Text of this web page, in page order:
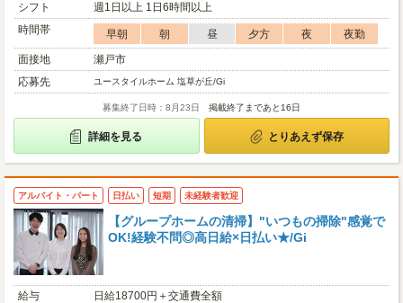
シフト
週1日以上 1日6時間以上
時間帯
早朝 朝 昼 夕方 夜
夜勤
面接地
瀬戸市
応募先
ユースタイルホーム 塩草が丘/Gi
募集終了日時：8月23日 掲載終了まであと16日
詳細を見る とりあえず保存
アルバイト・パート 日払い 短期 未経験者歓迎
【グループホームの清掃】"いつもの掃除"感覚で
OK!経験不問◎高日給×日払い★/Gi
給与
日給18700円＋交通費全額